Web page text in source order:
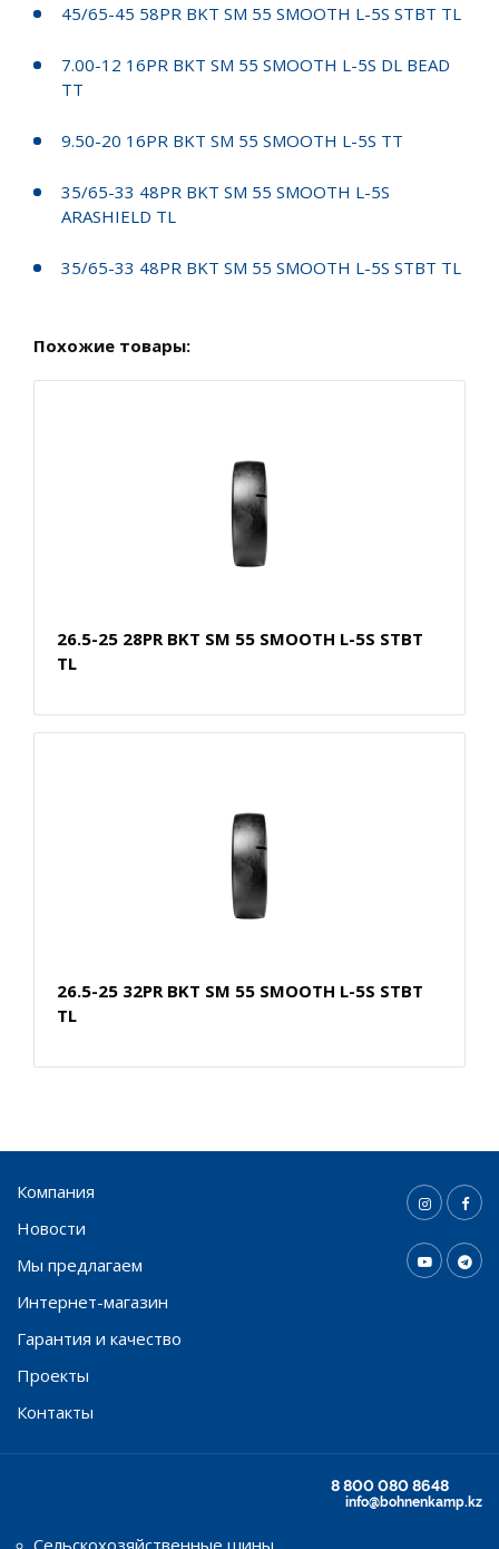
45/65-45 58PR BKT SM 55 SMOOTH L-5S STBT TL
7.00-12 16PR BKT SM 55 SMOOTH L-5S DL BEAD
TT
9.50-20 16PR BKT SM 55 SMOOTH L-5S TT
35/65-33 48PR BKT SM 55 SMOOTH L-5S
ARASHIELD TL
35/65-33 48PR BKT SM 55 SMOOTH L-5S STBT TL
Похожие товары:
26.5-25 28PR BKT SM 55 SMOOTH L-5S STBT
TL
26.5-25 32PR BKT SM 55 SMOOTH L-5S STBT
TL
Компания
Новости
Мы предлагаем
Интернет-магазин
Гарантия и качество
Проекты
Контакты
8 800 080 8648
info@bohnenkamp.kz
Сельскохозяйственные шины